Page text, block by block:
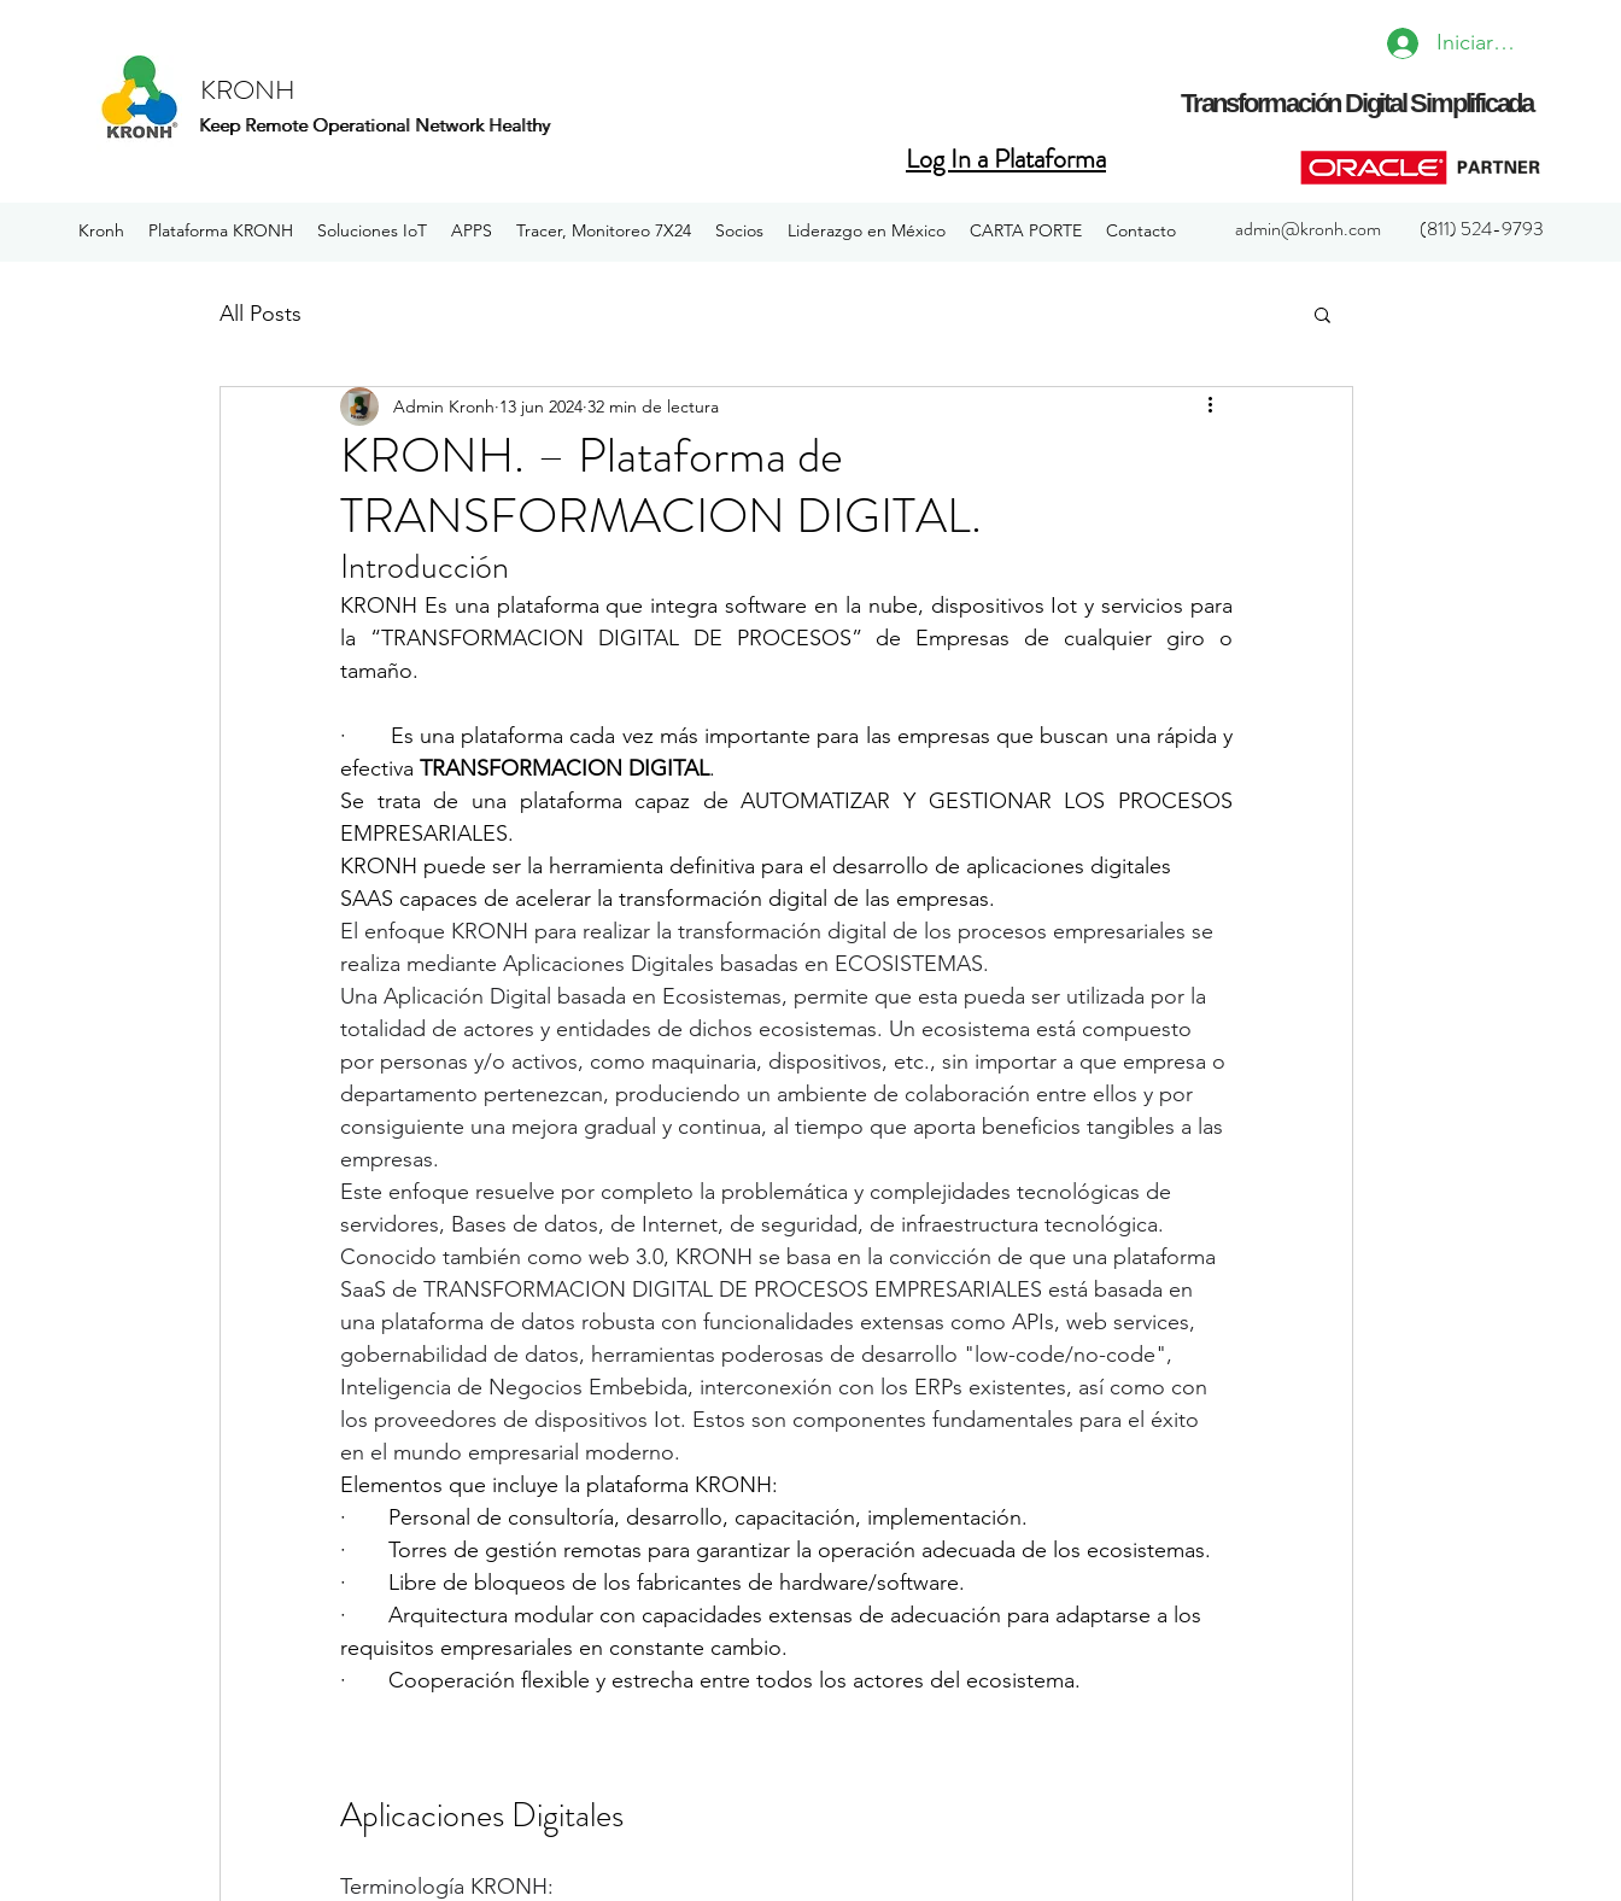
KRONH
Keep Remote Operational Network Healthy
Keep Remote Operational Network Healthy
Transformación Digital Simplificada
Log In a Plataforma
Iniciar sesión
Kronh Plataforma KRONH Soluciones IoT APPS Tracer, Monitoreo 7X24 Socios Liderazgo en México CARTA PORTE Contacto Moreadmin@kronh.com (811) 524-9793
All Posts
KRONH. – Plataforma de
TRANSFORMACION DIGITAL.
Admin Kronh 13 jun 2024 32 min de lectura
Introducción
KRONH Es una plataforma que integra software en la nube, dispositivos Iot y servicios para
la “TRANSFORMACION DIGITAL DE PROCESOS” de Empresas de cualquier giro o
tamaño.
·       Es una plataforma cada vez más importante para las empresas que buscan una rápida y
efectiva TRANSFORMACION DIGITAL.
Se trata de una plataforma capaz de AUTOMATIZAR Y GESTIONAR LOS PROCESOS
EMPRESARIALES.
KRONH puede ser la herramienta definitiva para el desarrollo de aplicaciones digitales
SAAS capaces de acelerar la transformación digital de las empresas.
El enfoque KRONH para realizar la transformación digital de los procesos empresariales se
realiza mediante Aplicaciones Digitales basadas en ECOSISTEMAS.
Una Aplicación Digital basada en Ecosistemas, permite que esta pueda ser utilizada por la
totalidad de actores y entidades de dichos ecosistemas. Un ecosistema está compuesto
por personas y/o activos, como maquinaria, dispositivos, etc., sin importar a que empresa o
departamento pertenezcan, produciendo un ambiente de colaboración entre ellos y por
consiguiente una mejora gradual y continua, al tiempo que aporta beneficios tangibles a las
empresas.
Este enfoque resuelve por completo la problemática y complejidades tecnológicas de
servidores, Bases de datos, de Internet, de seguridad, de infraestructura tecnológica.
Conocido también como web 3.0, KRONH se basa en la convicción de que una plataforma
SaaS de TRANSFORMACION DIGITAL DE PROCESOS EMPRESARIALES está basada en
una plataforma de datos robusta con funcionalidades extensas como APIs, web services,
gobernabilidad de datos, herramientas poderosas de desarrollo "low-code/no-code",
Inteligencia de Negocios Embebida, interconexión con los ERPs existentes, así como con
los proveedores de dispositivos Iot. Estos son componentes fundamentales para el éxito
en el mundo empresarial moderno.
Elementos que incluye la plataforma KRONH:
·       Personal de consultoría, desarrollo, capacitación, implementación.
·       Torres de gestión remotas para garantizar la operación adecuada de los ecosistemas.
·       Libre de bloqueos de los fabricantes de hardware/software.
·       Arquitectura modular con capacidades extensas de adecuación para adaptarse a los
requisitos empresariales en constante cambio.
·       Cooperación flexible y estrecha entre todos los actores del ecosistema.
Aplicaciones Digitales
Terminología KRONH: